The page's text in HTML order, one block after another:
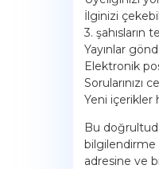
İlginizi
3.
Yayınlar
Elektronik
Yeni içerikler
Bu
bilgilendirme
adresine ve